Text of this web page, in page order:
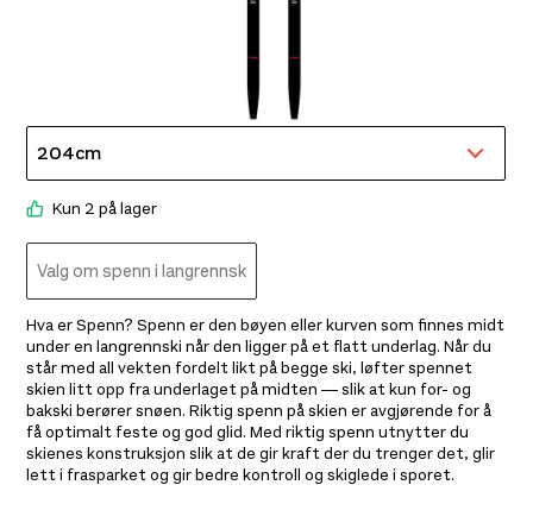
399,-
Kun 2 på lager
Valg om
spenn i
langrennski
Hva er Spenn? Spenn er den bøyen eller kurven som finnes midt
under en langrennski når den ligger på et flatt underlag. Når du
står med all vekten fordelt likt på begge ski, løfter spennet
skien litt opp fra underlaget på midten — slik at kun for- og
bakski berører snøen. Riktig spenn på skien er avgjørende for å
få optimalt feste og god glid. Med riktig spenn utnytter du
skienes konstruksjon slik at de gir kraft der du trenger det, glir
lett i frasparket og gir bedre kontroll og skiglede i sporet.